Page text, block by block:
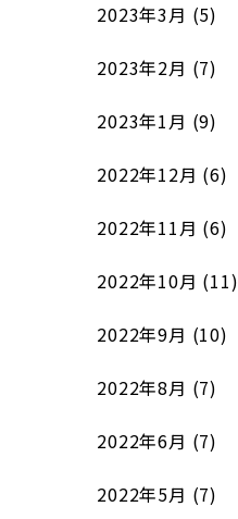
2023年3月 (5)
2023年2月 (7)
2023年1月 (9)
2022年12月 (6)
2022年11月 (6)
2022年10月 (11)
2022年9月 (10)
2022年8月 (7)
2022年6月 (7)
2022年5月 (7)